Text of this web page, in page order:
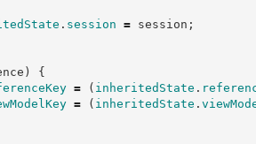
. session = session ;
)
{
= ( inheritedState .
= ( inheritedState .